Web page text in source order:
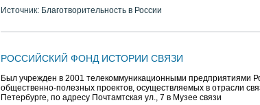
Источник: Благотворительность в России
РОССИЙСКИЙ ФОНД ИСТОРИИ СВЯЗИ
Был учрежден в 2001 телекоммуникационными предприятиями
общественно-полезных проектов, осуществляемых в отрасли
Петербурге, по адресу Почтамтская ул., 7 в Музее связи